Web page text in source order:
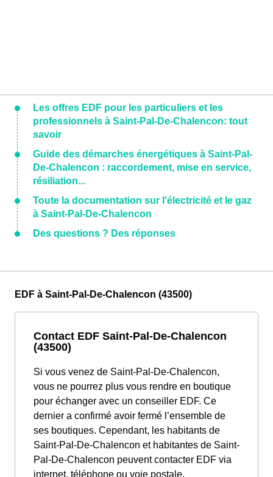
Les offres EDF pour les particuliers et les
professionnels à Saint-Pal-De-Chalencon: tout
savoir
Guide des démarches énergétiques à Saint-Pal-
De-Chalencon : raccordement, mise en service,
résiliation...
Toute la documentation sur l'électricité et le gaz
à Saint-Pal-De-Chalencon
Des questions ? Des réponses
EDF à Saint-Pal-De-Chalencon (43500)
Contact EDF Saint-Pal-De-Chalencon
(43500)
Si vous venez de Saint-Pal-De-Chalencon,
vous ne pourrez plus vous rendre en boutique
pour échanger avec un conseiller EDF. Ce
dernier a confirmé avoir fermé l’ensemble de
ses boutiques. Cependant, les habitants de
Saint-Pal-De-Chalencon et habitantes de Saint-
Pal-De-Chalencon peuvent contacter EDF via
internet, téléphone ou voie postale.